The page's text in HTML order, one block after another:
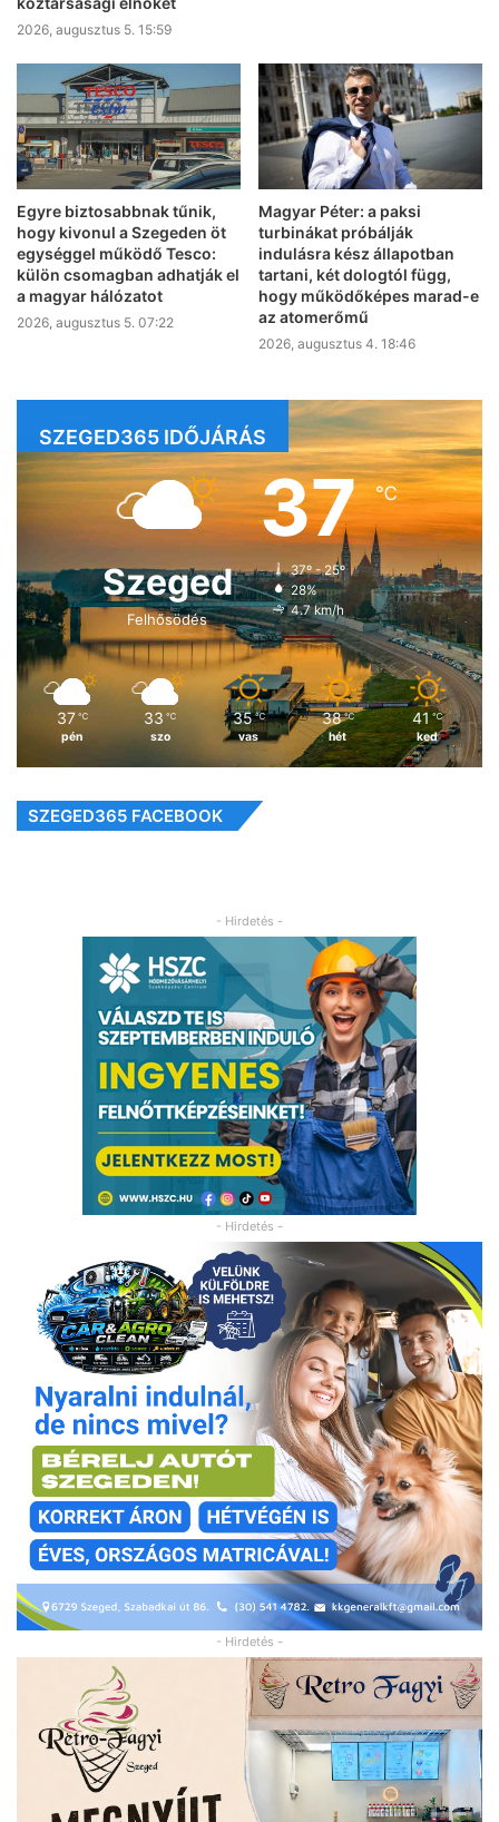
2026, augusztus 5. 15:59
Egyre biztosabbnak tűnik,
hogy kivonul a Szegeden öt
egységgel működő Tesco:
külön csomagban adhatják el
a magyar hálózatot
2026, augusztus 5. 07:22
Magyar Péter: a paksi
turbinákat próbálják
indulásra kész állapotban
tartani, két dologtól függ,
hogy működőképes marad-e
az atomerőmű
2026, augusztus 4. 18:46
SZEGED365 IDŐJÁRÁS
Szeged
Felhősödés
37℃
37º - 25º
28%
4.7 km/h
37 ℃
pén
33 ℃
szo
35 ℃
vas
38 ℃
hét
41 ℃
ked
SZEGED365 FACEBOOK
- Hirdetés -
- Hirdetés -
- Hirdetés -